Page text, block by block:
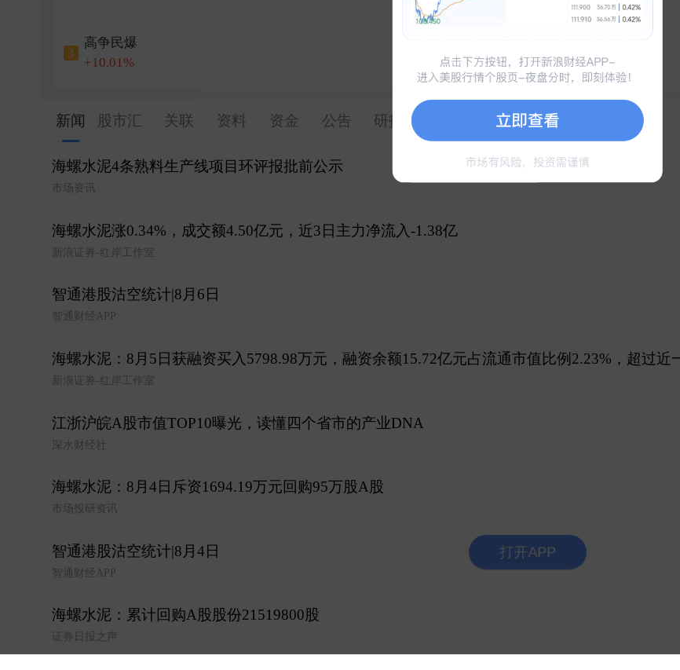
3
高争民爆
+10.01%
宏和科技
3 江南新材
新闻 股市汇 关联 资料 资金 公告 研报
海螺水泥4条熟料生产线项目环评报批前公示
市场资讯
海螺水泥涨0.34%，成交额4.50亿元，近3日主力净流入-1.38亿
新浪证券-红岸工作室
智通港股沽空统计|8月6日
智通财经APP
海螺水泥：8月5日获融资买入5798.98万元，融资余额15.72亿元占流通市值比例2.23%，超过近
新浪证券-红岸工作室
江浙沪皖A股市值TOP10曝光，读懂四个省市的产业DNA
深水财经社
海螺水泥：8月4日斥资1694.19万元回购95万股A股
市场投研资讯
智通港股沽空统计|8月4日
智通财经APP
海螺水泥：累计回购A股股份21519800股
证券日报之声
打开APP